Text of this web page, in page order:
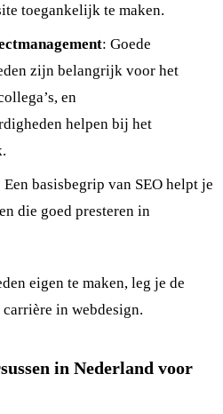
toegankelijk te maken.
: Goede
zijn belangrijk voor het
en
helpen bij het
Een basisbegrip van SEO helpt je
die goed presteren in
eigen te maken, leg je de
in webdesign.
in Nederland voor